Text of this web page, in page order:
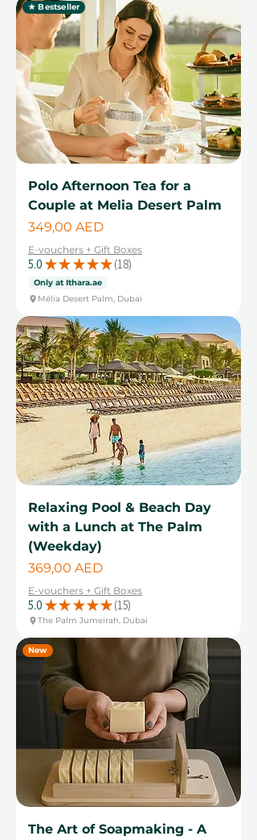
★ Bestseller
Polo Afternoon Tea for a
Couple at Melia Desert Palm
Cena
349,00 AED
E-vouchers + Gift Boxes
5.0 ★ ★ ★ ★ ★ 18
18
Only at Ithara.ae
Mélia Desert Palm, Dubai
Relaxing Pool & Beach Day
with a Lunch at The Palm
(Weekday)
Cena
369,00 AED
E-vouchers + Gift Boxes
5.0 ★ ★ ★ ★ ★ 15
15
The Palm Jumeirah, Dubai
New
The Art of Soapmaking - A